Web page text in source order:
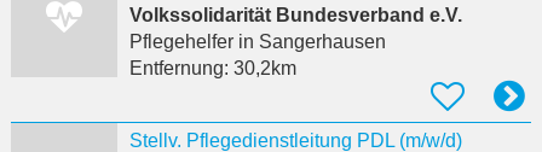
Volkssolidarität Bundesverband e.V.
Pflegehelferin Sangerhausen
Entfernung: 30,2km
Stellv. Pflegedienstleitung PDL (m/w/d)